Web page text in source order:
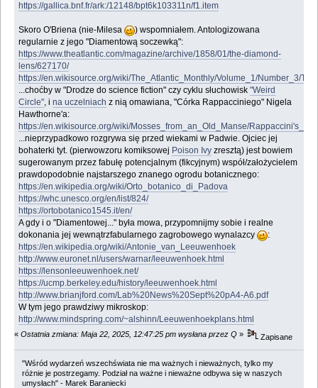
https://gallica.bnf.fr/ark:/12148/bpt6k103311n/f1.item
Skoro O'Briena (nie-Milesa
) wspomniałem. Antologizowana
regularnie z jego "Diamentową soczewką":
https://www.theatlantic.com/magazine/archive/1858/01/the-diamond-
lens/627170/
https://en.wikisource.org/wiki/The_Atlantic_Monthly/Volume_1/Number_3/
...choćby w "Drodze do science fiction" czy cyklu słuchowisk"Weird
Circle", ina uczelniach z nią omawiana, "Córka Rappacciniego" Nigela
Hawthorne'a:
https://en.wikisource.org/wiki/Mosses_from_an_Old_Manse/
...nieprzypadkowo rozgrywa się przed wiekami w Padwie. Ojciec jej
bohaterki tyt. (pierwowzoru komiksowej Poison Ivy zresztą) jest bowiem
sugerowanym przez fabułę potencjalnym (fikcyjnym) współ/założycielem
prawdopodobnie najstarszego znanego ogrodu botanicznego:
https://en.wikipedia.org/wiki/Orto_botanico_di_Padova
https://whc.unesco.org/en/list/824/
https://ortobotanico1545.it/en/
A gdy i o "Diamentowej..." była mowa, przypomnijmy sobie i realne
dokonania jej wewnątrzfabularnego zagrobowego wynalazcy
:
https://en.wikipedia.org/wiki/Antonie_van_Leeuwenhoek
http://www.euronet.nl/users/warnar/leeuwenhoek.html
https://lensonleeuwenhoek.net/
https://ucmp.berkeley.edu/history/leeuwenhoek.html
http://www.brianjford.com/Lab%20News%20Sept%20pA4-A6.pdf
W tym jego prawdziwy mikroskop:
http://www.mindspring.com/~alshinn/Leeuwenhoekplans.html
« Ostatnia zmiana: Maja 22, 2025, 12:47:25 pm wysłana przez Q » Zapisane
"Wśród wydarzeń wszechświata nie ma ważnych i nieważnych, tylko my
różnie je postrzegamy. Podział na ważne i nieważne odbywa się w naszych
umysłach" - Marek Baraniecki